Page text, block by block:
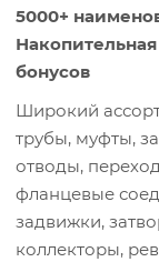
5000+
бонусов
Широкий
трубы, муфты,
отводы,
фланцевые
задвижки,
коллекторы,